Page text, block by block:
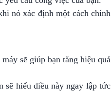
nó xác định một cách chính
sẽ giúp bạn tăng hiệu quả
sẽ hiểu điều này ngay lập tức